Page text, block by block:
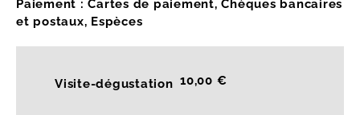
Paiement : Cartes de paiement, Chèques bancaires
et postaux, Espèces
Visite-dégustation 10,00 €